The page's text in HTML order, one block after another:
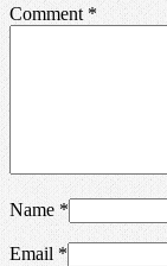
Comment *
Name *
Email *